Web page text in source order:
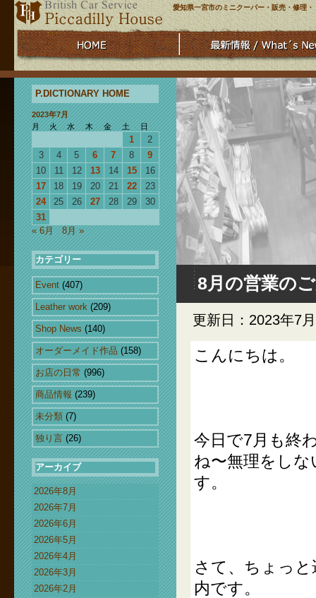
愛知県一宮市のミニクーパー・販売・修理
P.DICTIONARY HOME
2023年7月
月
火 水 木 金 土 日
1
2
3
4 5 6 7 8
9
10
11 12 13 14 15
16
17
18 19 20 21 22
23
24
25 26 27 28 29
30
31
« 6月
8月 »
カテゴリー
Event (407)
Leather work (209)
Shop News (140)
オーダーメイド作品 (158)
お店の日常 (996)
商品情報 (239)
未分類 (7)
独り言 (26)
アーカイブ
2026年8月
2026年7月
2026年6月
2026年5月
2026年4月
2026年3月
2026年2月
8月の営業の
更新日：2023年7
こんにちは。
今日で7月も終
ね〜無理をし
す。
さて、ちょっ
内です。